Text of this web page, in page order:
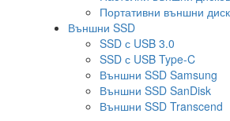
Портативни външни
Външни SSD
SSD с USB 3.0
SSD с USB Type-C
Външни SSD Samsung
Външни SSD SanDisk
Външни SSD Transcend